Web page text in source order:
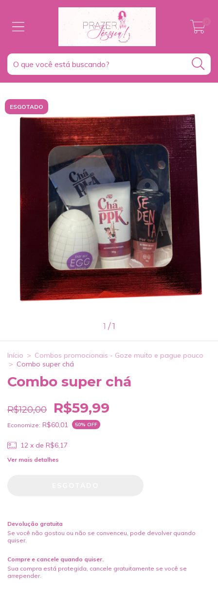
ESGOTADO
1 /1
Início > Combos promocionais - Goze muito e pague pouco
> Combo super chá
Combo super chá
R$120,00 R$59,99
Economize: R$60,01 50% OFF
12 x de R$6,17
Ver mais detalhes
Devolução gratuita
Se você não gostou ou não se convenceu, pode devolver quando
quiser.
Compre e cancele quando quiser.
Sua compra está protegida, cancele gratuitamente se você se
arrepender.